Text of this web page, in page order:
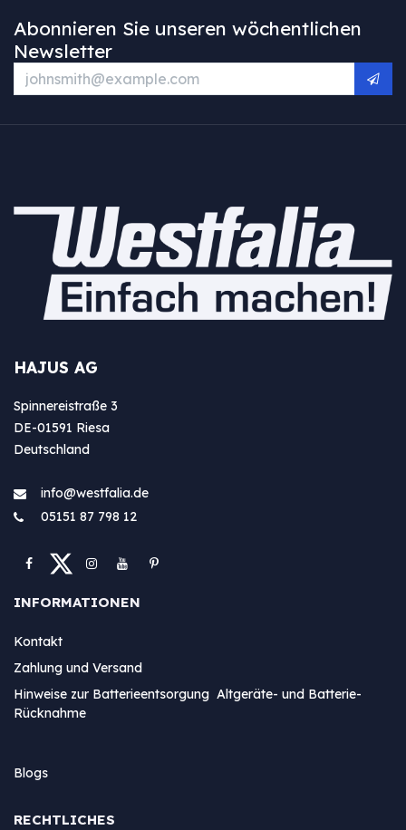
Abonnieren Sie unseren wöchentlichen
Newsletter
HAJUS AG
Spinnereistraße 3
DE-01591 Riesa
Deutschland
info@westfa​lia.de
05151 87 798 12
INFORMATIONEN
Kontakt
Zahlung und Versand
Hinweise zur Batterieentsorgung Altgeräte- und Batterie-
Rücknahme
Blogs
RECHTLICHES